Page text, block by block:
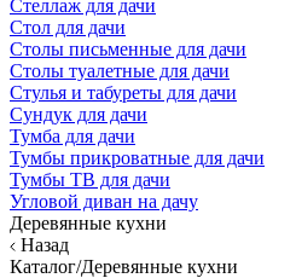
Стеллаж для дачи
Стол для дачи
Столы письменные для дачи
Столы туалетные для дачи
Стулья и табуреты для дачи
Сундук для дачи
Тумба для дачи
Тумбы прикроватные для дачи
Тумбы ТВ для дачи
Угловой диван на дачу
Деревянные кухни
Назад
Каталог/Деревянные кухни